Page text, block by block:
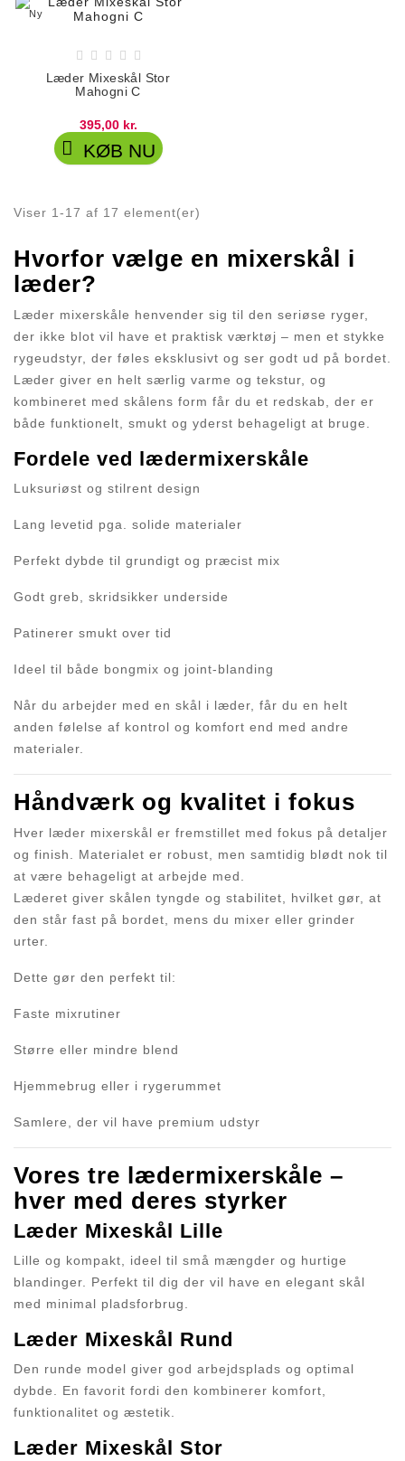
Ny
    
Læder Mixeskål Stor
Mahogni C
395,00 kr.
 KØB NU
Viser 1-17 af 17 element(er)
Hvorfor vælge en mixerskål i
læder?
Læder mixerskåle henvender sig til den seriøse ryger,
der ikke blot vil have et praktisk værktøj – men et stykke
rygeudstyr, der føles eksklusivt og ser godt ud på bordet.
Læder giver en helt særlig varme og tekstur, og
kombineret med skålens form får du et redskab, der er
både funktionelt, smukt og yderst behageligt at bruge.
Fordele ved lædermixerskåle
Luksuriøst og stilrent design
Lang levetid pga. solide materialer
Perfekt dybde til grundigt og præcist mix
Godt greb, skridsikker underside
Patinerer smukt over tid
Ideel til både bongmix og joint-blanding
Når du arbejder med en skål i læder, får du en helt
anden følelse af kontrol og komfort end med andre
materialer.
Håndværk og kvalitet i fokus
Hver læder mixerskål er fremstillet med fokus på detaljer
og finish. Materialet er robust, men samtidig blødt nok til
at være behageligt at arbejde med.
Læderet giver skålen tyngde og stabilitet, hvilket gør, at
den står fast på bordet, mens du mixer eller grinder
urter.
Dette gør den perfekt til:
Faste mixrutiner
Større eller mindre blend
Hjemmebrug eller i rygerummet
Samlere, der vil have premium udstyr
Vores tre lædermixerskåle –
hver med deres styrker
Læder Mixeskål Lille
Lille og kompakt, ideel til små mængder og hurtige
blandinger. Perfekt til dig der vil have en elegant skål
med minimal pladsforbrug.
Læder Mixeskål Rund
Den runde model giver god arbejdsplads og optimal
dybde. En favorit fordi den kombinerer komfort,
funktionalitet og æstetik.
Læder Mixeskål Stor